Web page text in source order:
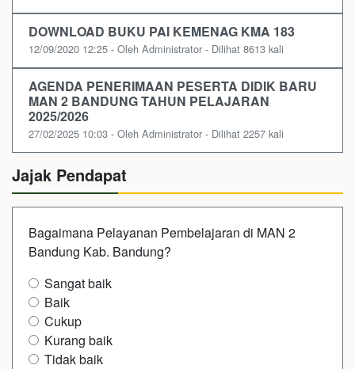
DOWNLOAD BUKU PAI KEMENAG KMA 183
12/09/2020 12:25 - Oleh Administrator - Dilihat 8613 kali
AGENDA PENERIMAAN PESERTA DIDIK BARU
MAN 2 BANDUNG TAHUN PELAJARAN
2025/2026
27/02/2025 10:03 - Oleh Administrator - Dilihat 2257 kali
Jajak Pendapat
Bagaimana Pelayanan Pembelajaran di MAN 2
Bandung Kab. Bandung?
Sangat baik
Baik
Cukup
Kurang baik
Tidak baik